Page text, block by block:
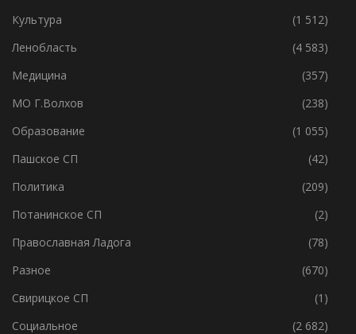
Культура
(1 512)
Ленобласть
(4 583)
Медицина
(357)
МО Г.Волхов
(238)
Образование
(1 055)
Пашское СП
(42)
Политика
(209)
Потанинское СП
(2)
Православная Ладога
(78)
Разное
(670)
Свирицкое СП
(1)
Социальное
(2 682)